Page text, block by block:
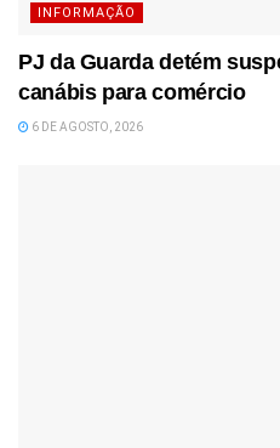
INFORMAÇÃO
PJ da Guarda detém
canábis para comércio
6 DE AGOSTO, 2026